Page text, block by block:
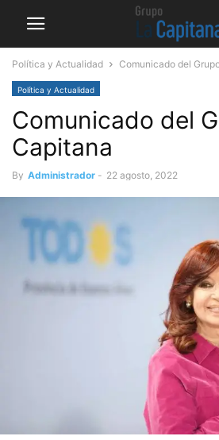
Política y Actualidad Comunicado del
Política y Actualidad
Comunicado del
Capitana
By Administrador - 22 agosto, 2022